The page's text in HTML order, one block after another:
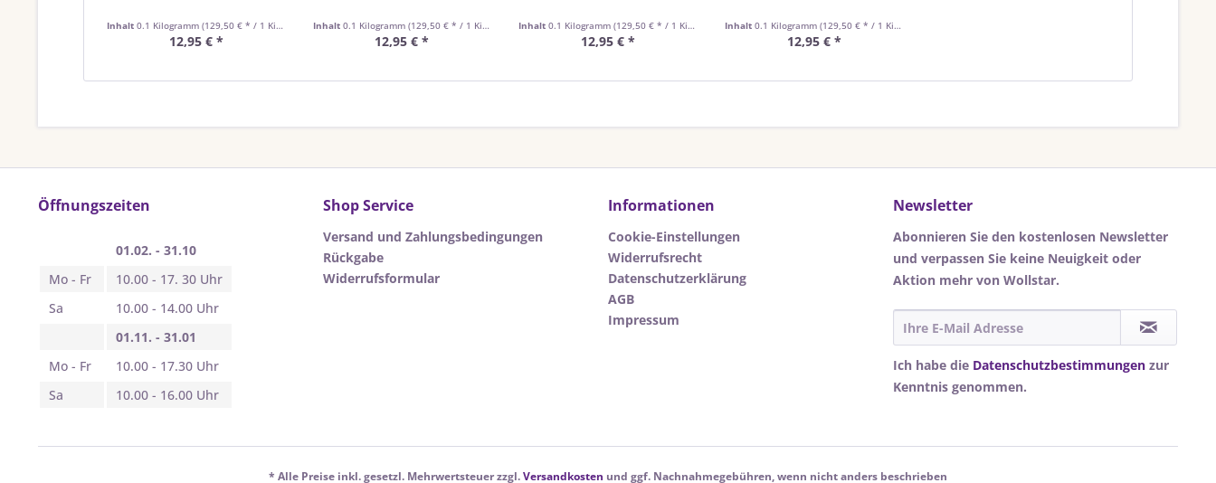
Inhalt 0.1 Kilogramm (129,50 € * / 1 Kilogramm)
12,95 € *
Inhalt 0.1 Kilogramm (129,50 € * / 1 Kilogramm)
12,95 € *
Inhalt0.1 Kilogramm(129,50 € * / 1 Kilogramm)
12,95 € *
Inhalt 0.1 Kilogramm (129,50 € * / 1 Kilogramm)
12,95 € *
Öffnungszeiten
01.02. - 31.10
Mo - Fr
10.00 - 17. 30 Uhr
Sa
10.00 - 14.00 Uhr
01.11. - 31.01
Mo - Fr
10.00 - 17.30 Uhr
Sa
10.00 - 16.00 Uhr
Shop Service
Versand und Zahlungsbedingungen
Rückgabe
Widerrufsformular
Informationen
Cookie-Einstellungen
Widerrufsrecht
Datenschutzerklärung
AGB
Impressum
Newsletter
Abonnieren Sie den kostenlosen Newsletter
und verpassen Sie keine Neuigkeit oder
Aktion mehr von Wollstar.
Ich habe die Datenschutzbestimmungen zur
Kenntnis genommen.
* Alle Preise inkl. gesetzl. Mehrwertsteuer zzgl.Versandkosten und ggf. Nachnahmegebühren, wenn nicht anders beschrieben